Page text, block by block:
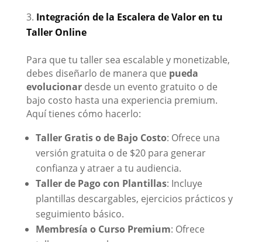
Integración de la Escalera de Valor en tu
Taller Online
Para que tu taller sea escalable y monetizable,
debes diseñarlo de manera que pueda
evolucionardesde un evento gratuito o de
bajo costo hasta una experiencia premium.
Aquí tienes cómo hacerlo:
Taller Gratis o de Bajo Costo: Ofrece una
versión gratuita o de $20 para generar
confianza y atraer a tu audiencia.
Taller de Pago con Plantillas: Incluye
plantillas descargables, ejercicios prácticos y
seguimiento básico.
Membresía o Curso Premium: Ofrece